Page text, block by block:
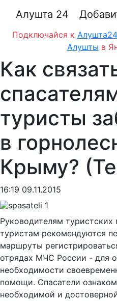
Алушта 24
Подключайся к
Алушты в
Как
туристы
в
Крыму?
16:19 09.11.2015
Руководителям туристских
туристам рекомендуются
маршруты
отрядах МЧС России - для
необходимости
помощи. Спасатели
необходимой и